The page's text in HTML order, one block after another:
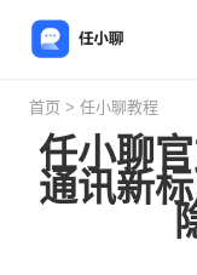
首页 > 任小聊教程
任小聊
通讯新